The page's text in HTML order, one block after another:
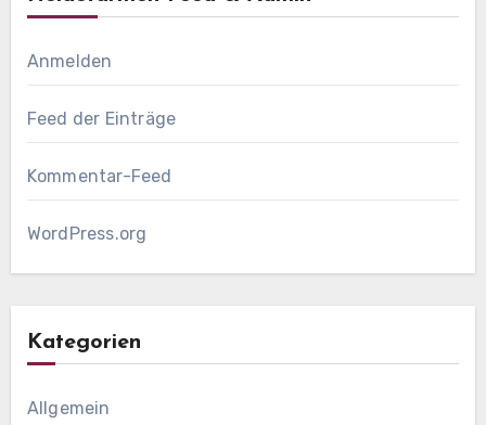
Anmelden
Feed der Einträge
Kommentar-Feed
WordPress.org
Kategorien
Allgemein